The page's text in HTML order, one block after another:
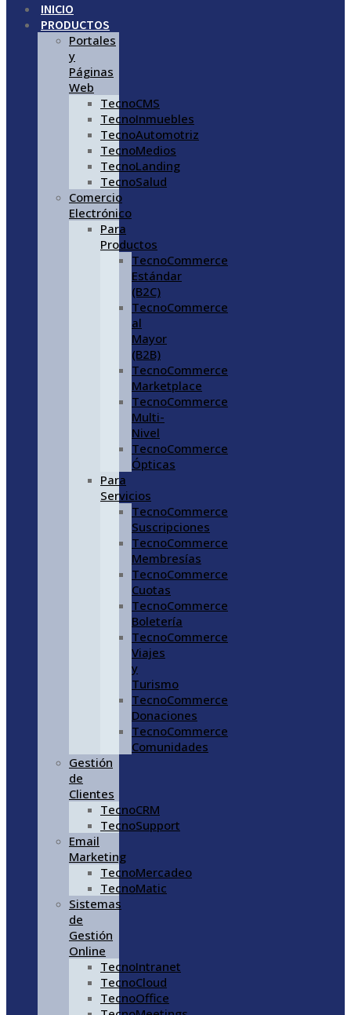
INICIO
PRODUCTOS
Portales
y
Páginas
Web
TecnoCMS
TecnoInmuebles
TecnoAutomotriz
TecnoMedios
TecnoLanding
TecnoSalud
Comercio
Electrónico
Para
Productos
TecnoCommerce
Estándar
(B2C)
TecnoCommerce
al
Mayor
(B2B)
TecnoCommerce
Marketplace
TecnoCommerce
Multi-
Nivel
TecnoCommerce
Ópticas
Para
Servicios
TecnoCommerce
Suscripciones
TecnoCommerce
Membresías
TecnoCommerce
Cuotas
TecnoCommerce
Boletería
TecnoCommerce
Viajes
y
Turismo
TecnoCommerce
Donaciones
TecnoCommerce
Comunidades
Gestión
de
Clientes
TecnoCRM
TecnoSupport
Email
Marketing
TecnoMercadeo
TecnoMatic
Sistemas
de
Gestión
Online
TecnoIntranet
TecnoCloud
TecnoOffice